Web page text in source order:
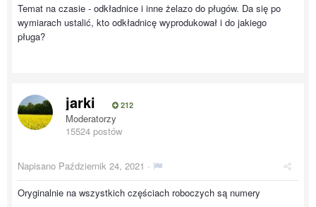
Temat na czasie - odkładnice i inne żelazo do pługów. Da się po
wymiarach ustalić, kto odkładnicę wyprodukował i do jakiego
pługa?
jarki 212
Moderatorzy
15524 postów
Napisano Październik 24, 2021 ·
Oryginalnie na wszystkich częściach roboczych są numery